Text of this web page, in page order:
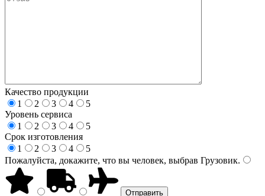
Качество продукции
1
2 3 4
5
Уровень сервиса
1
2 3 4
5
Срок изготовления
1
2 3 4
5
Пожалуйста, докажите, что вы человек, выбрав Грузовик.